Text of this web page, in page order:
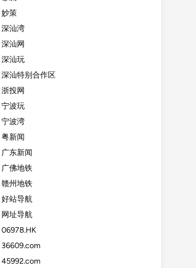
妙策
深汕湾
深汕网
深汕玩
深汕特别合作区
浙投网
宁波玩
宁波湾
粤新闻
广东新闻
广佛地铁
赣州地铁
好站导航
网址导航
06978.HK
36609.com
45992.com